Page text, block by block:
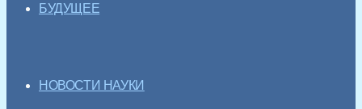
БУДУЩЕЕ
НОВОСТИ НАУКИ